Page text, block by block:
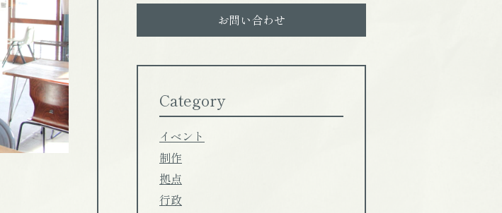
お問い合わせ
Category
イベント
制作
拠点
行政